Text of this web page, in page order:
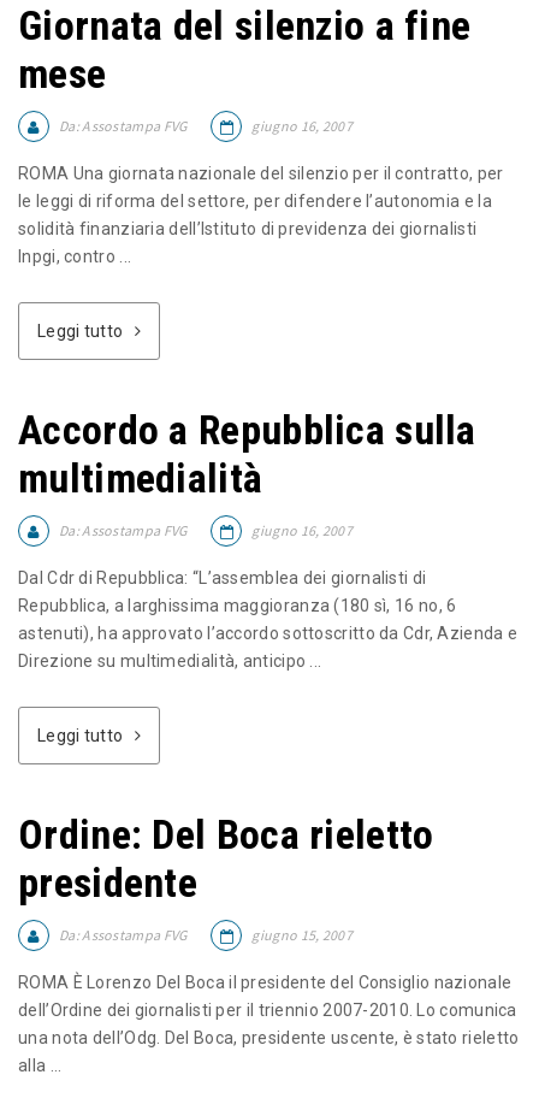
Giornata del silenzio a fine
mese
Da:Assostampa FVG giugno 16, 2007
ROMA Una giornata nazionale del silenzio per il contratto, per
le leggi di riforma del settore, per difendere l’autonomia e la
solidità finanziaria dell’Istituto di previdenza dei giornalisti
Inpgi, contro ...
Leggi tutto
Accordo a Repubblica sulla
multimedialità
Da:Assostampa FVG giugno 16, 2007
Dal Cdr di Repubblica: “L’assemblea dei giornalisti di
Repubblica, a larghissima maggioranza (180 sì, 16 no, 6
astenuti), ha approvato l’accordo sottoscritto da Cdr, Azienda e
Direzione su multimedialità, anticipo ...
Leggi tutto
Ordine: Del Boca rieletto
presidente
Da:Assostampa FVG giugno 15, 2007
ROMA È Lorenzo Del Boca il presidente del Consiglio nazionale
dell’Ordine dei giornalisti per il triennio 2007-2010. Lo comunica
una nota dell’Odg. Del Boca, presidente uscente, è stato rieletto
alla ...